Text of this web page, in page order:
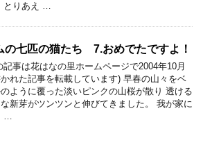
とりあえ …
の七匹の猫たち 7.おめでたですよ！
記事は花はなの里ホームページで2004年10月
れた記事を転載しています) 早春の山々をベ
ように覆った淡いピンクの山桜が散り 透ける
新芽がツンツンと伸びてきました。 我が家に
…